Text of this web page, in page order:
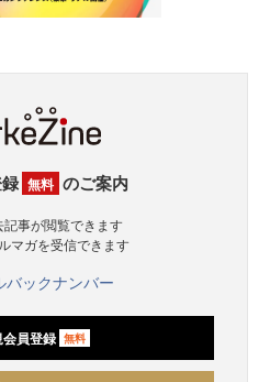
無料 のご案内
記事が閲覧できます
マガを受信できます
バックナンバー
会員登録 無料